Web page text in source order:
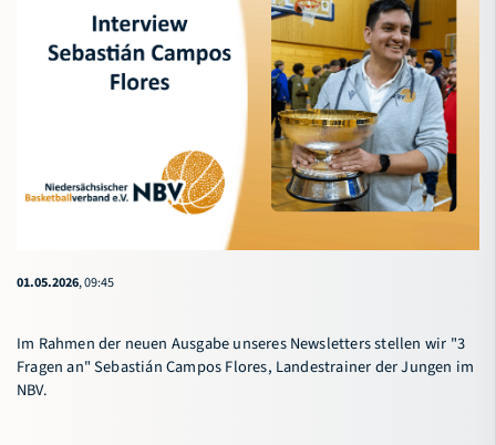
01.05.2026, 09:45
Im Rahmen der neuen Ausgabe unseres Newsletters stellen wir "3
Fragen an" Sebastián Campos Flores, Landestrainer der Jungen im
NBV.